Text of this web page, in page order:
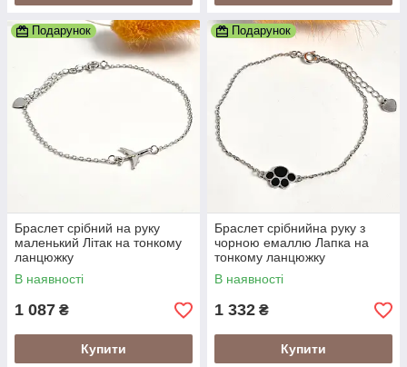
Подарунок
Браслет срібний на руку
маленький Літак на тонкому
ланцюжку
В наявності
1 087 ₴
Купити
Подарунок
Браслет срібнийна руку з
чорною емаллю Лапка на
тонкому ланцюжку
В наявності
1 332 ₴
Купити